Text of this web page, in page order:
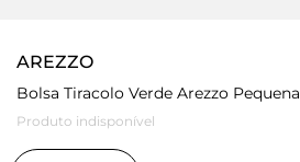
AREZZO
Bolsa Tiracolo Verde Arezzo Pequena
Produto indisponível